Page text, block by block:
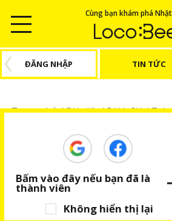
Cùng bạn khám phá
ĐĂNG NHẬP TIN TỨC
Trang chủ/Bài viết/DU LỊCH/
điểm thu hút khách du lịch tại Nhật
Tokyo Kyoto BÀI VIẾT NỔI
3 gợi ý về địa điểm thu
lịch tại Nhật (năm 2023)
Không hiển thị lại
Bấm vào đây nếu bạn đã là
thành viên